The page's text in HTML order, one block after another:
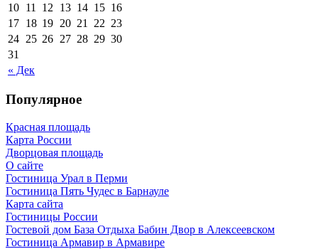
« Дек
10 11 12 13 14 15 16
17 18 19 20 21 22 23
24 25 26 27 28 29 30
31
Популярное
Красная площадь
Карта России
Дворцовая площадь
О сайте
Гостиница Урал в Перми
Гостиница Пять Чудес в Барнауле
Карта сайта
Гостиницы России
Гостевой дом База Отдыха Бабин Двор в Алексеевском
Гостиница Армавир в Армавире